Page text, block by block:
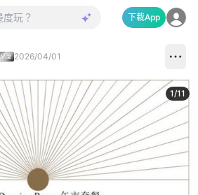
下載App
2026/04/01
1/11